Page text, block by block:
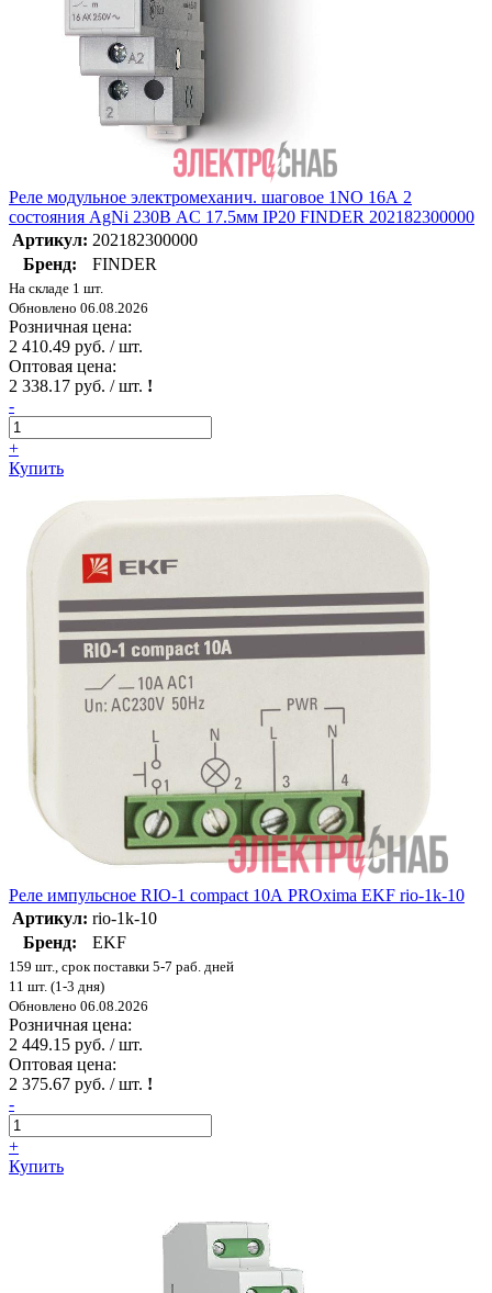
Реле модульное электромеханич. шаговое 1NO 16А 2
состояния AgNi 230В AC 17.5мм IP20 FINDER 202182300000
Артикул: 202182300000
Бренд:
FINDER
На складе 1 шт.
Обновлено 06.08.2026
Розничная цена:
2 410.49 руб. / шт.
Оптовая цена:
2 338.17 руб. / шт. !
-
+
Купить
Реле импульсное RIO-1 compact 10А PROxima EKF rio-1k-10
Артикул: rio-1k-10
Бренд:
EKF
159 шт., срок поставки 5-7 раб. дней
11 шт. (1-3 дня)
Обновлено 06.08.2026
Розничная цена:
2 449.15 руб. / шт.
Оптовая цена:
2 375.67 руб. / шт. !
-
+
Купить